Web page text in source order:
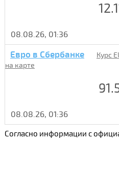
08.08.26, 01:36
Евро в Сбербанке Курс
на карте
08.08.26, 01:36
Согласно информации с